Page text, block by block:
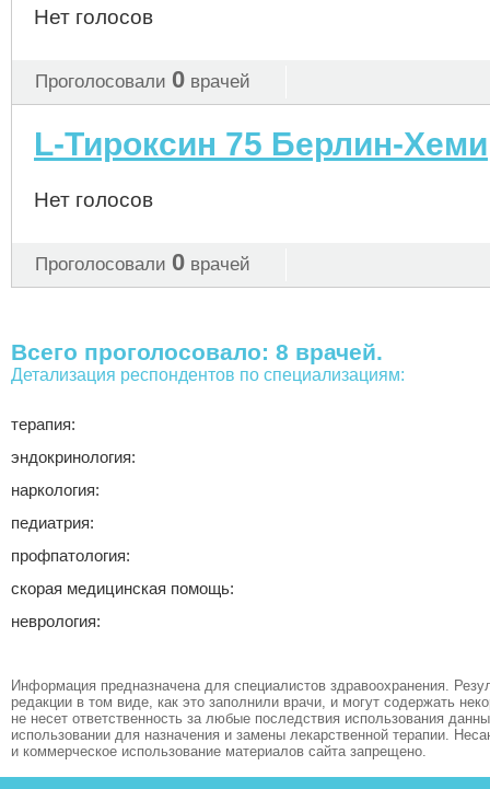
Нет голосов
Проголосовали 0 врачей
L-Тироксин 75 Берлин-Хеми
Нет голосов
Проголосовали 0 врачей
Всего проголосовало: 8 врачей.
Детализация респондентов по специализациям:
терапия:
эндокринология:
наркология:
педиатрия:
профпатология:
скорая медицинская помощь:
неврология:
Информация предназначена для специалистов здравоохранения.
редакции в том виде, как это заполнили врачи, и могут содержать
не несет ответственность за любые последствия использования
использовании для назначения и замены лекарственной терапии.
и коммерческое использование материалов сайта запрещено.